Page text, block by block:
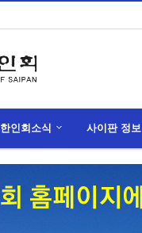
한인회소식 사이판 정보